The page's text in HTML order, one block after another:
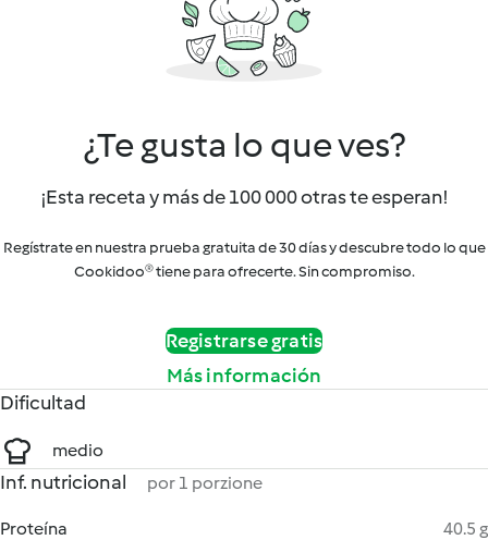
¿Te gusta lo que ves?
¡Esta receta y más de 100 000 otras te esperan!
Regístrate en nuestra prueba gratuita de 30 días y descubre todo lo que
Cookidoo® tiene para ofrecerte. Sin compromiso.
Registrarse gratis
Más información
Dificultad
medio
Inf. nutricional por 1 porzione
Proteína
40.5 g